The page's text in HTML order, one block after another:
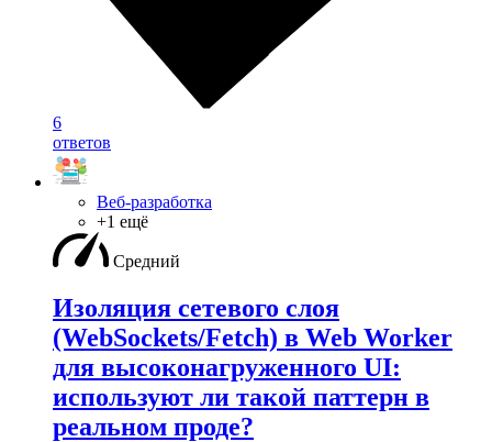
6
ответов
Веб-разработка
+1 ещё
Средний
Изоляция сетевого слоя
(WebSockets/Fetch) в Web Worker
для высоконагруженного UI:
используют ли такой паттерн в
реальном проде?